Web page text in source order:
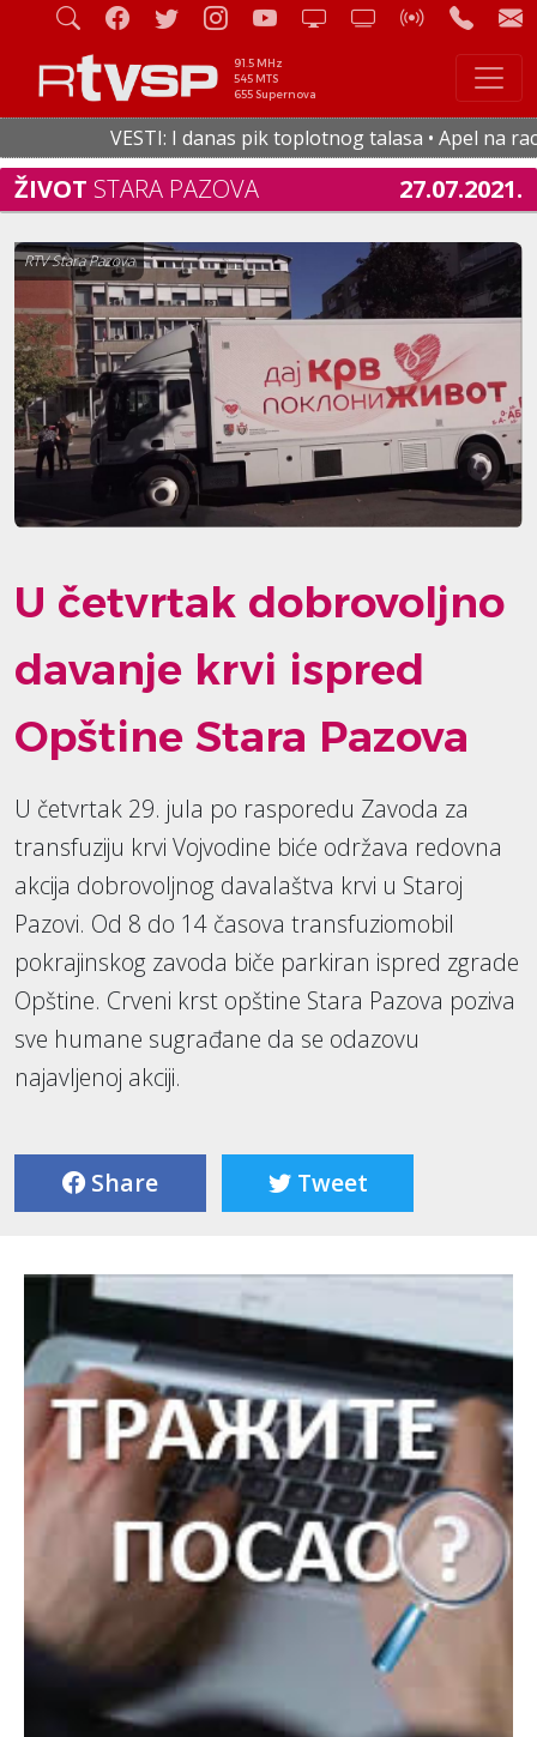
91.5 MHz
545 MTS
655 Supernova
VESTI: I danas pik toplotnog talasa • Apel na
ŽIVOT STARA PAZOVA 27.07.2021.
RTV Stara Pazova
U četvrtak dobrovoljno
davanje krvi ispred
Opštine Stara Pazova
U četvrtak 29. jula po rasporedu Zavoda za
transfuziju krvi Vojvodine biće održava redovna
akcija dobrovoljnog davalaštva krvi u Staroj
Pazovi. Od 8 do 14 časova transfuziomobil
pokrajinskog zavoda biče parkiran ispred zgrade
Opštine. Crveni krst opštine Stara Pazova poziva
sve humane sugrađane da se odazovu
najavljenoj akciji.
Share Tweet